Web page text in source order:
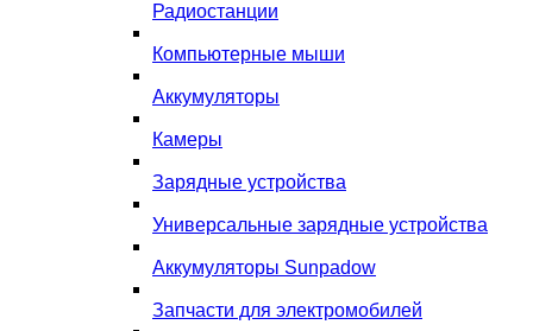
Радиостанции
Компьютерные мыши
Аккумуляторы
Камеры
Зарядные устройства
Универсальные зарядные устройства
Аккумуляторы Sunpadow
Запчасти для электромобилей